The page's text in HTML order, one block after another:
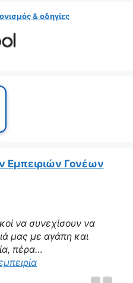
& οδηγίες
να συνεχίσουν να
μας με αγάπη και
πέρα…
“Η δασκάλα μας
Εμπειριών Γονέων